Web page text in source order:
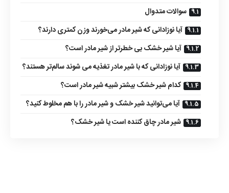
سوالات متدوال
آیا نوزادانی که شیر مادر می‌خورند وزن کمتری دارند؟
آیا شیر خشک بی خطرتر از شیر مادر است؟
آیا نوزادانی که با شیر مادر تغذیه می شوند سالم‌تر هستند؟
کدام شیر خشک بیشتر شبیه شیر مادر است؟
آیا می‌توانید شیر خشک و شیر مادر را با هم مخلوط کنید؟
شیر مادر چاق کننده است یا شیر خشک؟